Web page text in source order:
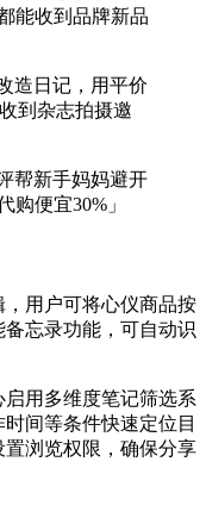
能收到品牌新品
造日记，用平价
到杂志拍摄邀
帮新手妈妈避开
购便宜30%」
用户可将心仪商品按
忘录功能，可自动识
用多维度笔记筛选系
间等条件快速定位目
浏览权限，确保分享